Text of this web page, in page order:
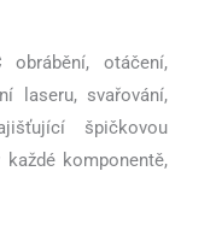
otáčení,
laseru, svařování,
špičkovou
komponentě,